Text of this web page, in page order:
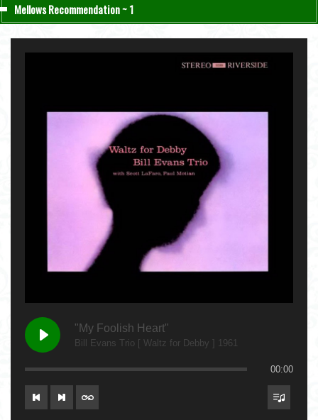
Mellows Recommendation ~ 1
"My Foolish Heart"
Bill Evans Trio [ Waltz for Debby ] 1961
00:00